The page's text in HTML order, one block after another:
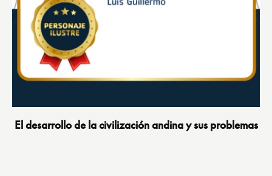
El desarrollo de la civilización andina y sus problemas